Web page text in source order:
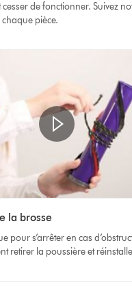
de fonctionner. Suivez
pièce.
la brosse
pour s’arrêter en cas
retirer la poussière et